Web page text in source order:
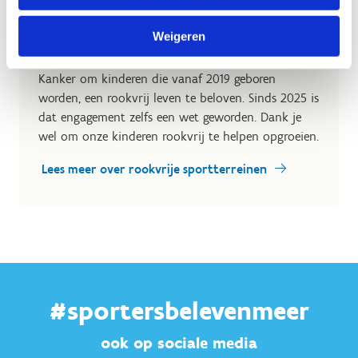
Weigeren
Vlaanderen zich, samen met organisaties als het
Vlaams Instituut Gezond Leven en Kom op tegen
Kanker om kinderen die vanaf 2019 geboren
worden, een rookvrij leven te beloven. Sinds 2025 is
dat engagement zelfs een wet geworden. Dank je
wel om onze kinderen rookvrij te helpen opgroeien.
Lees meer over rookvrije sportterreinen
#sportersbelevenmeer
ook op sociale media